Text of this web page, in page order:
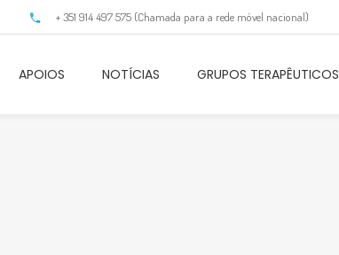
+ 351 914 497 575 (Chamada para a rede móvel nacional)
APOIOS NOTÍCIAS GRUPOS TERAPÊUTICOS